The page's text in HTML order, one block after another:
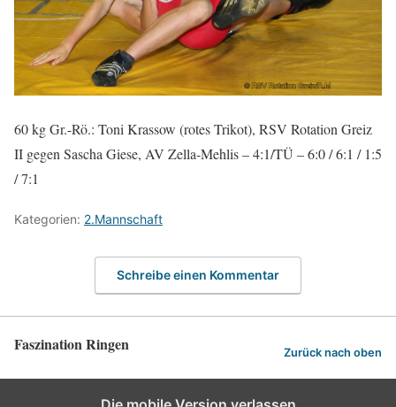
60 kg Gr.-Rö.: Toni Krassow (rotes Trikot), RSV Rotation Greiz
II gegen Sascha Giese, AV Zella-Mehlis – 4:1/TÜ – 6:0 / 6:1 / 1:5
/ 7:1
Kategorien: 2.Mannschaft
Schreibe einen Kommentar
Faszination Ringen Zurück nach oben